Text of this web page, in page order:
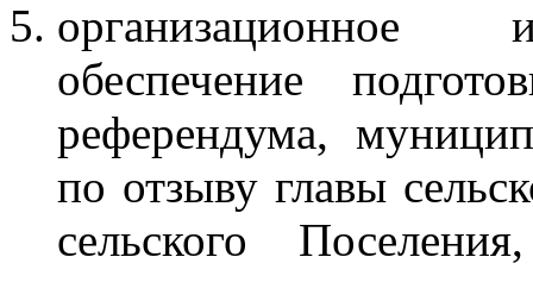
организационное
обеспечение
референдума,
по отзыву главы
сельского